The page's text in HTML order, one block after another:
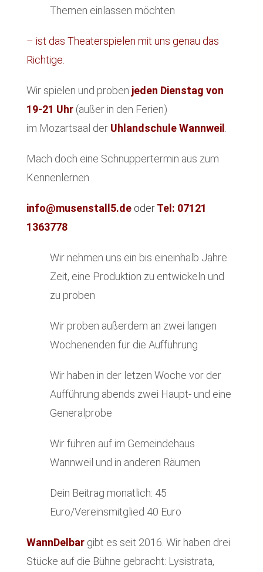
Themen einlassen möchten
– ist das Theaterspielen mit uns genau das
Richtige.
Wir spielen und proben jeden Dienstag von
19-21 Uhr(außer in den Ferien)
im Mozartsaal der Uhlandschule Wannweil
Mach doch eine Schnuppertermin aus zum
Kennenlernen
info@musenstall5.de oderTel: 07121
1363778
Wir nehmen uns ein bis eineinhalb Jahre
Zeit, eine Produktion zu entwickeln und
zu proben
Wir proben außerdem an zwei langen
Wochenenden für die Aufführung
Wir haben in der letzen Woche vor der
Aufführung abends zwei Haupt- und eine
Generalprobe
Wir führen auf im Gemeindehaus
Wannweil und in anderen Räumen
Dein Beitrag monatlich: 45
Euro/Vereinsmitglied 40 Euro
WannDelbar gibt es seit 2016. Wir haben drei
Stücke auf die Bühne gebracht: Lysistrata,